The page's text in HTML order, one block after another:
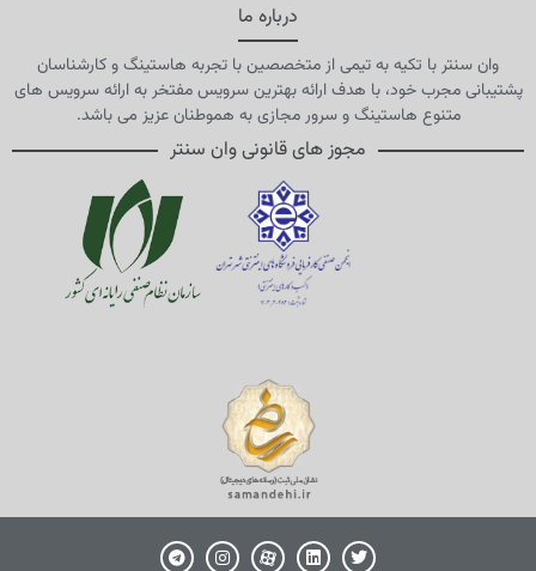
درباره ما
وان سنتر با تکیه به تیمی از متخصصین با تجربه هاستینگ و کارشناسان
پشتیبانی مجرب خود، با هدف ارائه بهترین سرویس مفتخر به ارائه سرویس های
متنوع هاستینگ و سرور مجازی به هموطنان عزیز می باشد.
مجوز های قانونی وان سنتر